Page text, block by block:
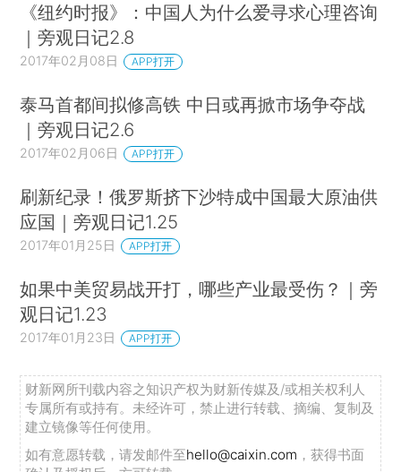
《纽约时报》：中国人为什么爱寻求心理咨询
｜旁观日记2.8
2017年02月08日 APP打开
泰马首都间拟修高铁 中日或再掀市场争夺战
｜旁观日记2.6
2017年02月06日 APP打开
刷新纪录！俄罗斯挤下沙特成中国最大原油供
应国｜旁观日记1.25
2017年01月25日 APP打开
如果中美贸易战开打，哪些产业最受伤？｜旁
观日记1.23
2017年01月23日 APP打开
财新网所刊载内容之知识产权为财新传媒及/或相关权利人
专属所有或持有。未经许可，禁止进行转载、摘编、复制及
建立镜像等任何使用。
如有意愿转载，请发邮件至hello@caixin.com ，获得书面